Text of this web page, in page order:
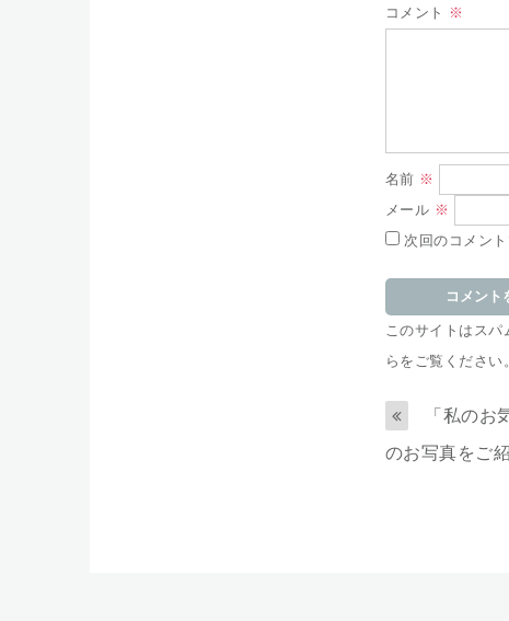
コメント
※
名前 ※
メール ※
次回のコメン
このサイトはスパ
らをご覧ください。
「私のお
のお写真をご